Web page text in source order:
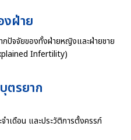
งฝ่าย
กปัจจัยของทั้งฝ่ายหญิงและฝ่ายชาย
Infertility)
ตรยาก
ำเดือน และประวัติการตั้งครรภ์